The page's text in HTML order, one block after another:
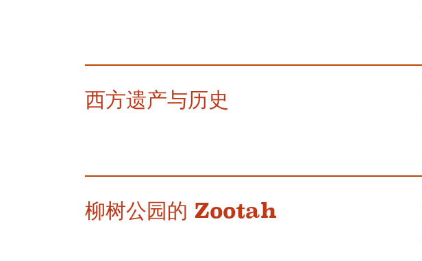
西方遗产与历史
柳树公园的 Zootah